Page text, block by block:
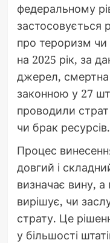
федеральному
застосовується
про тероризм чи
на 2025 рік, за
джерел,
законною у 27
проводили
чи брак ресурсів.
Процес
довгий і
визначає вину, а
вирішує, чи
страту. Це
у більшості